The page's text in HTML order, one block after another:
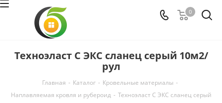
0
Техноэласт С ЭКС сланец серый 10м2/
рул
Главная - Каталог - Кровельные материалы -
Наплавляемая кровля и рубероид - Техноэласт С ЭКС сланец серый